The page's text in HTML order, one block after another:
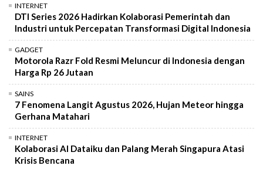
INTERNET
DTI Series 2026 Hadirkan Kolaborasi Pemerintah dan
Industri untuk Percepatan Transformasi Digital Indonesia
GADGET
Motorola Razr Fold Resmi Meluncur di Indonesia dengan
Harga Rp 26 Jutaan
SAINS
7 Fenomena Langit Agustus 2026, Hujan Meteor hingga
Gerhana Matahari
INTERNET
Kolaborasi AI Dataiku dan Palang Merah Singapura Atasi
Krisis Bencana